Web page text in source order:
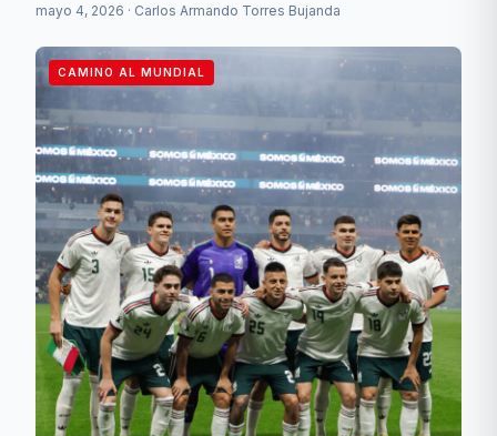
mayo 4, 2026 · Carlos Armando Torres Bujanda
CAMINO AL MUNDIAL